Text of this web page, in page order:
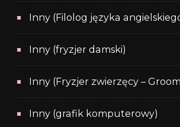
Inny (Filolog języka
Inny (fryzjer damski)
Inny (Fryzjer zwierzęcy –
Inny (grafik komputerowy)